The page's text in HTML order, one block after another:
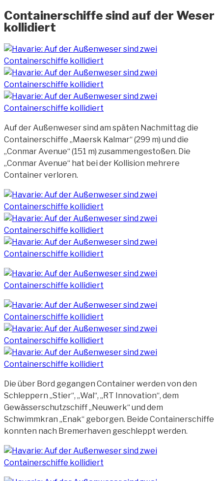
Containerschiffe sind auf der Weser
kollidiert
Auf der Außenweser sind am späten Nachmittag die
Containerschiffe „Maersk Kalmar“ (299 m) und die
„Conmar Avenue“ (151 m) zusammengestoßen. Die
„Conmar Avenue“ hat bei der Kollision mehrere
Container verloren.
Die über Bord gegangen Container werden von den
Schleppern „Stier“, „Wal“, „RT Innovation“, dem
Gewässerschutzschiff „Neuwerk“ und dem
Schwimmkran „Enak“ geborgen. Beide Containerschiffe
konnten nach Bremerhaven geschleppt werden.